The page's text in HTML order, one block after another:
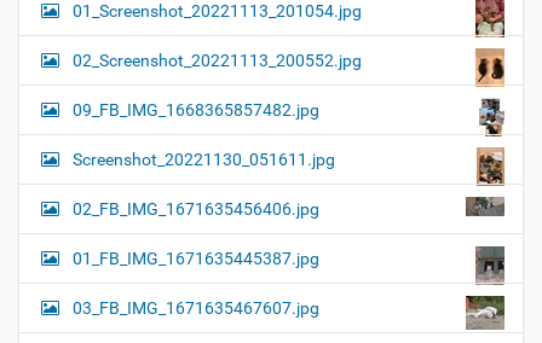
01_Screenshot_20221113_201054.jpg
02_Screenshot_20221113_200552.jpg
09_FB_IMG_1668365857482.jpg
Screenshot_20221130_051611.jpg
02_FB_IMG_1671635456406.jpg
01_FB_IMG_1671635445387.jpg
03_FB_IMG_1671635467607.jpg